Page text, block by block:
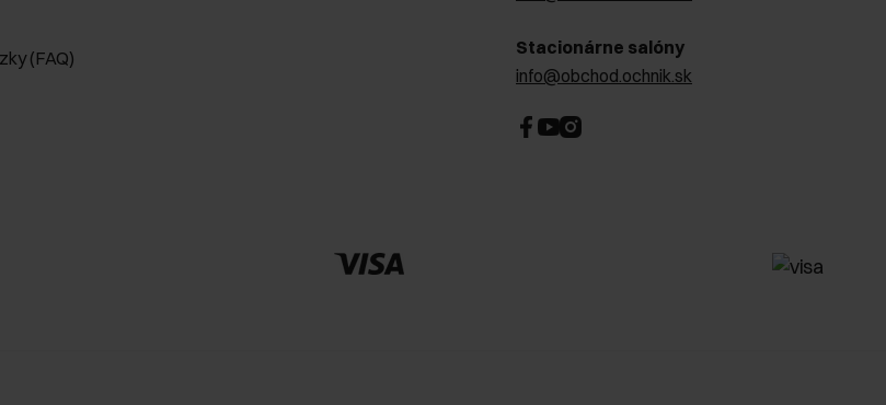
(FAQ)
Stacionárne salóny
info@obchod.ochnik.sk